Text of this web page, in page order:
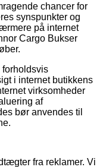
chancer for
synspunkter og
på internet
Cargo Bukser
forholdsvis
i internet butikkens
virksomheder
af
bør anvendes til
fra reklamer. Vi